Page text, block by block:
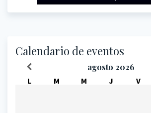
Calendario de eventos
agosto 2026
L M M J V